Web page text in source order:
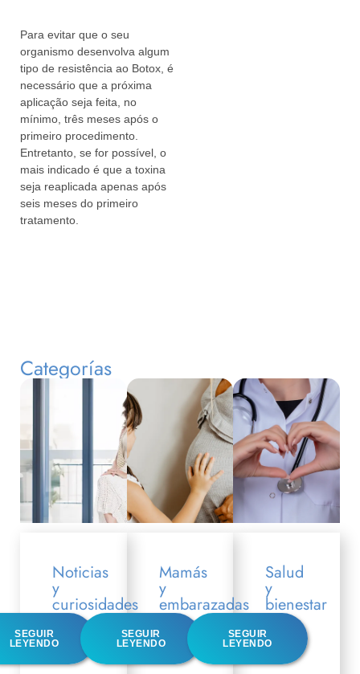
Para evitar que o seu
organismo desenvolva algum
tipo de resistência ao Botox, é
necessário que a próxima
aplicação seja feita, no
mínimo, três meses após o
primeiro procedimento.
Entretanto, se for possível, o
mais indicado é que a toxina
seja reaplicada apenas após
seis meses do primeiro
tratamento.
Categorías
Noticias
y
curiosidades
SEGUIR
LEYENDO
Mamás
y
embarazadas
SEGUIR
LEYENDO
Salud
y
bienestar
SEGUIR
LEYENDO